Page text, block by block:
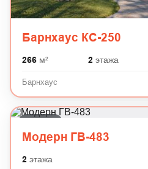
Барнхаус КС-250
266м² 2 этажа
Барнхаус
Модерн ГВ-483
2 этажа